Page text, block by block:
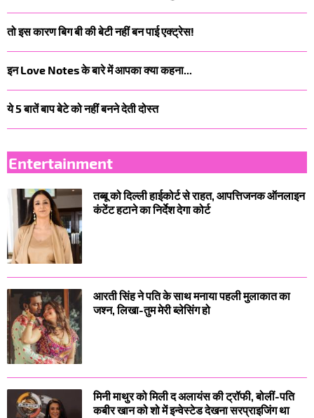
तो इस कारण बिग बी की बेटी नहीं बन पाई एक्ट्रेस!
इन Love Notes के बारे में आपका क्या कहना...
ये 5 बातें बाप बेटे को नहीं बनने देती दोस्त
Entertainment
तब्बू को दिल्ली हाईकोर्ट से राहत, आपत्तिजनक ऑनलाइन
कंटेंट हटाने का निर्देश देगा कोर्ट
आरती सिंह ने पति के साथ मनाया पहली मुलाकात का
जश्न, लिखा-तुम मेरी ब्लेसिंग हो
मिनी माथुर को मिली द अलायंस की ट्रॉफी, बोलीं-पति
कबीर खान को शो में इन्वेस्टेड देखना सरप्राइजिंग था